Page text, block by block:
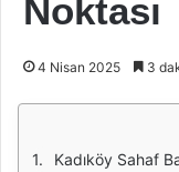
Noktası
4 Nisan 2025 3
Kadıköy Sahaf